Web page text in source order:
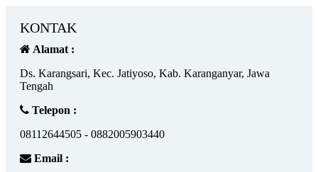
KONTAK
Alamat :
Ds. Karangsari, Kec. Jatiyoso, Kab. Karanganyar, Jawa
Tengah
Telepon :
08112644505 - 0882005903440
Email :